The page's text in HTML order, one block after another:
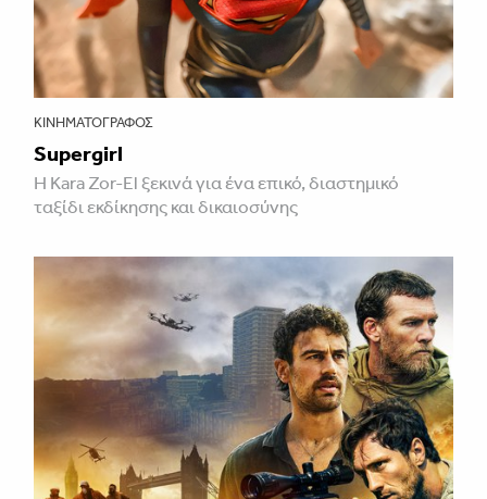
ΚΙΝΗΜΑΤΟΓΡΆΦΟΣ
Supergirl
Η Kara Zor-El ξεκινά για ένα επικό, διαστημικό
ταξίδι εκδίκησης και δικαιοσύνης